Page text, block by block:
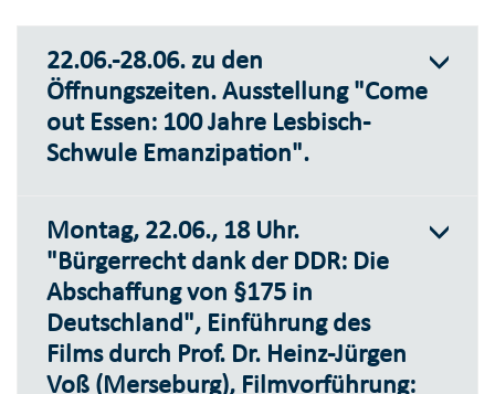
22.06.-28.06. zu den
Öffnungszeiten. Ausstellung "Come
out Essen: 100 Jahre Lesbisch-
Schwule Emanzipation".
Montag, 22.06., 18 Uhr.
"Bürgerrecht dank der DDR: Die
Abschaffung von §175 in
Deutschland", Einführung des
Films durch Prof. Dr. Heinz-Jürgen
Voß (Merseburg), Filmvorführung: